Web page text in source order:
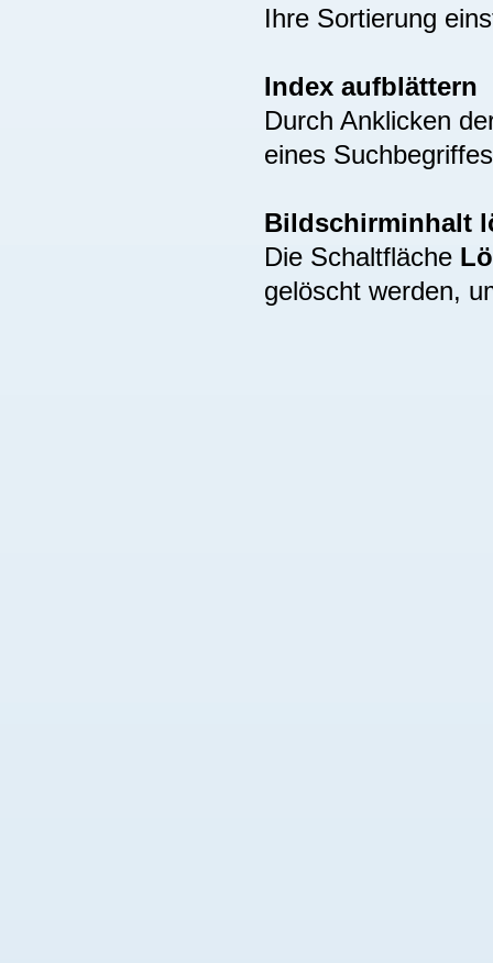
Ihre Sortierung
Index aufblättern
Durch Anklicken
eines
Bildschirminhalt
Die Schaltfläche
gelöscht werden,